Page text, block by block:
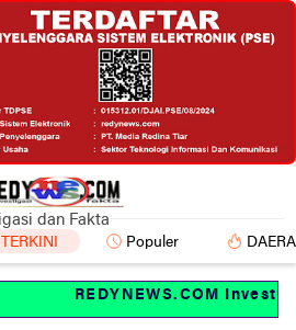
dan Fakta
TERKINI Populer
REDYNEWS.COM